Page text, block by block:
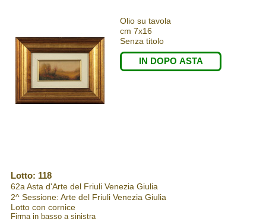
Olio su tavola
cm 7x16
Senza titolo
IN DOPO ASTA
Lotto: 118
62a Asta d'Arte del Friuli Venezia Giulia
2^ Sessione: Arte del Friuli Venezia Giulia
Lotto con cornice
Firma in basso a sinistra